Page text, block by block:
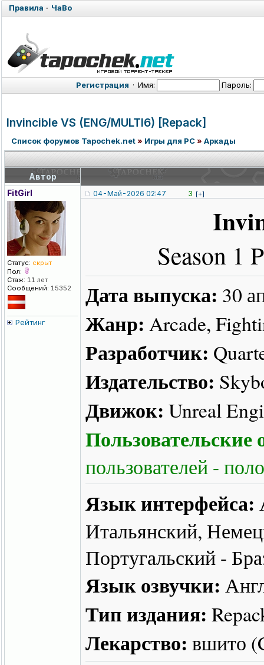
Правила · ЧаВо
Регистрация · Имя: Пароль:
Invincible VS (ENG/MULTI6) [Repack]
Список форумов Tapochek.net» Игры для PC» Аркады
Автор
FitGirl
Статус: скрыт
Пол:
Стаж: 11 лет
Сообщений: 15352
Рейтинг
04-Май-2026 02:47 3 [+]
Season 1
Дата выпуска: 30
Жанр: Arcade,
Разработчик:
Издательство:
Движок: Unreal
Пользовательские
пользователей -
Язык интерфейса:
Итальянский,
Португальский -
Язык озвучки:
Тип издания:
Лекарство: вшито